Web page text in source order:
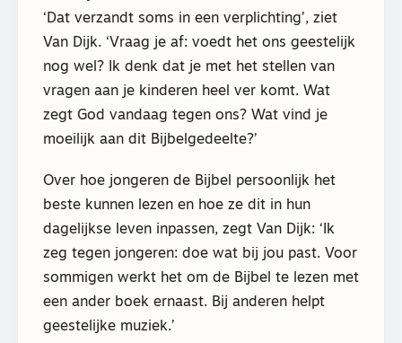
‘Dat verzandt soms in een verplichting’, ziet
Van Dijk. ‘Vraag je af: voedt het ons geestelijk
nog wel? Ik denk dat je met het stellen van
vragen aan je kinderen heel ver komt. Wat
zegt God vandaag tegen ons? Wat vind je
moeilijk aan dit Bijbelgedeelte?’
Over hoe jongeren de Bijbel persoonlijk het
beste kunnen lezen en hoe ze dit in hun
dagelijkse leven inpassen, zegt Van Dijk: ‘Ik
zeg tegen jongeren: doe wat bij jou past. Voor
sommigen werkt het om de Bijbel te lezen met
een ander boek ernaast. Bij anderen helpt
geestelijke muziek.’